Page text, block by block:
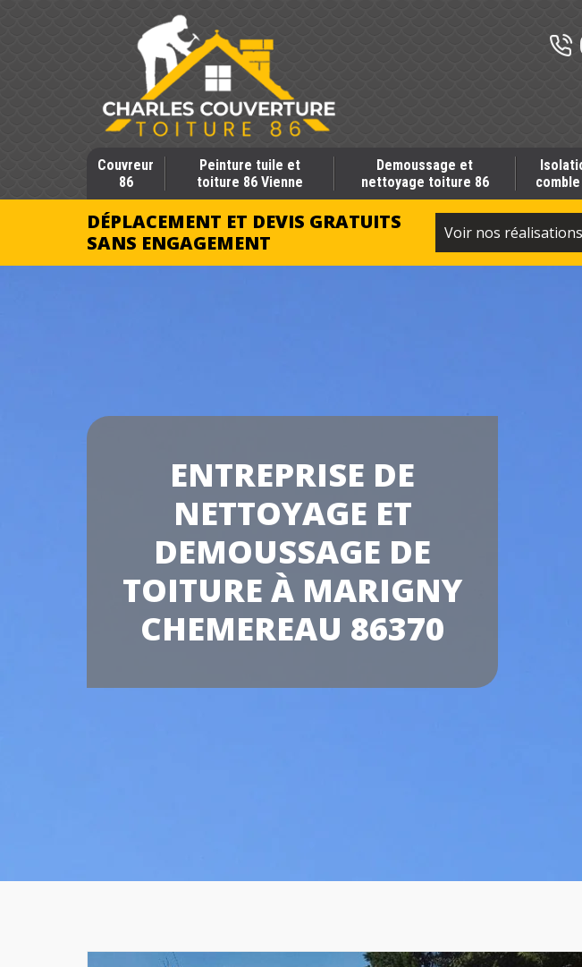
Couvreur
86
Peinture tuile et
toiture 86 Vienne
Demoussage et
nettoyage toiture 86
DÉPLACEMENT ET DEVIS GRATUITS
SANS ENGAGEMENT
Voir nos réalisations
ENTREPRISE DE
NETTOYAGE ET
DEMOUSSAGE DE
TOITURE À MARIGNY
CHEMEREAU 86370